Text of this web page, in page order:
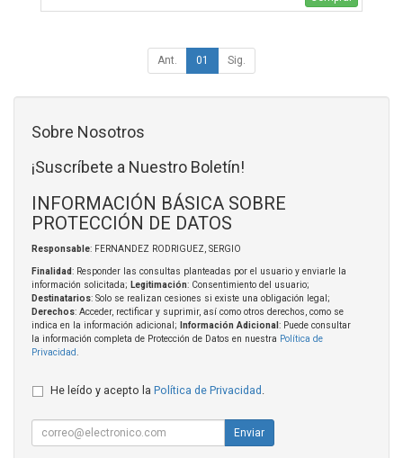
Ant. 01 Sig.
Sobre Nosotros
¡Suscríbete a Nuestro Boletín!
INFORMACIÓN BÁSICA SOBRE
PROTECCIÓN DE DATOS
Responsable: FERNANDEZ RODRIGUEZ, SERGIO
Finalidad: Responder las consultas planteadas por el usuario y enviarle la
información solicitada; Legitimación: Consentimiento del usuario;
Destinatarios: Solo se realizan cesiones si existe una obligación legal;
Derechos: Acceder, rectificar y suprimir, así como otros derechos, como se
indica en la información adicional;
Información Adicional : Puede consultar
la información completa de Protección de Datos en nuestra Política de
Privacidad.
He leído y acepto la Política de Privacidad .
Enviar